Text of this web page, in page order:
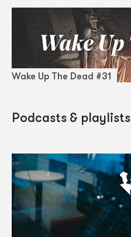
Wake Up The Dead #31
Podcasts & playlists